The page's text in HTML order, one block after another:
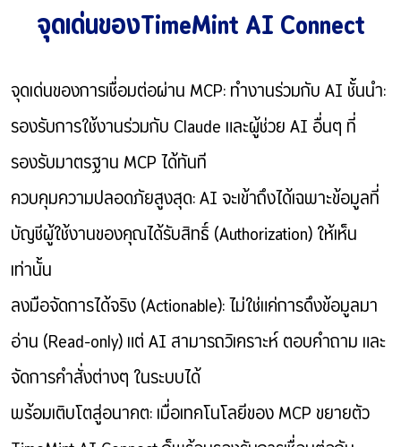
จุดเด่นของTimeMint AI Connect
จุดเด่นของการเชื่อมต่อผ่าน MCP: ทำงานร่วมกับ AI ชั้นนำ:
รองรับการใช้งานร่วมกับ Claude และผู้ช่วย AI อื่นๆ ที่
รองรับมาตรฐาน MCP ได้ทันที
ควบคุมความปลอดภัยสูงสุด: AI จะเข้าถึงได้เฉพาะข้อมูลที่
บัญชีผู้ใช้งานของคุณได้รับสิทธิ์ (Authorization) ให้เห็น
เท่านั้น
ลงมือจัดการได้จริง (Actionable): ไม่ใช่แค่การดึงข้อมูลมา
อ่าน (Read-only) แต่ AI สามารถวิเคราะห์ ตอบคำถาม และ
จัดการคำสั่งต่างๆ ในระบบได้
พร้อมเติบโตสู่อนาคต: เมื่อเทคโนโลยีของ MCP ขยายตัว